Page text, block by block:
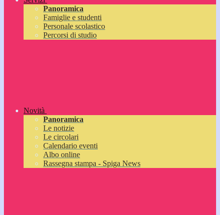
Panoramica
Famiglie e studenti
Personale scolastico
Percorsi di studio
Novità
Panoramica
Le notizie
Le circolari
Calendario eventi
Albo online
Rassegna stampa - Spiga News